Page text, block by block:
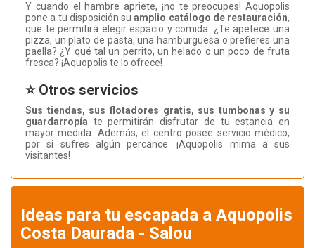
Y cuando el hambre apriete, ¡no te preocupes! Aquopolis
pone a tu disposición su amplio catálogo de restauración,
que te permitirá elegir espacio y comida. ¿Te apetece una
pizza, un plato de pasta, una hamburguesa o prefieres una
paella? ¿Y qué tal un perrito, un helado o un poco de fruta
fresca? ¡Aquopolis te lo ofrece!
⭐ Otros servicios
Sus tiendas, sus flotadores gratis, sus tumbonas y su
guardarropía te permitirán disfrutar de tu estancia en
mayor medida. Además, el centro posee servicio médico,
por si sufres algún percance. ¡Aquopolis mima a sus
visitantes!
Ideas para tu escapada a Aquopolis
Costa Daurada - Salou